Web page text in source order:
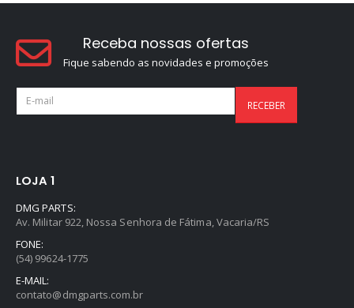
Receba nossas ofertas
Fique sabendo as novidades e promoções
LOJA 1
DMG PARTS:
Av. Militar 922, Nossa Senhora de Fátima, Vacaria/RS
FONE:
(54) 99624-1775
E-MAIL:
contato@dmgparts.com.br